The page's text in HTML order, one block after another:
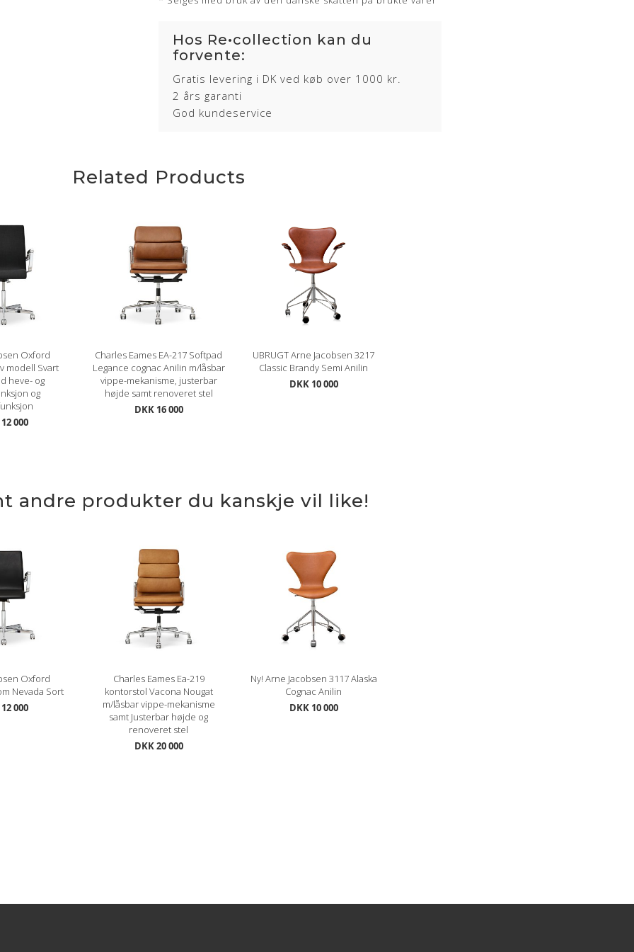
Hos Re•collection kan du
forvente:
Gratis levering i DK ved køb over 1000 kr.
2 års garanti
God kundeservice
Related Products
Oxford
modell Svart
heve- og
og
000
Charles Eames EA-217 Softpad
Legance cognac Anilin m/låsbar
vippe-mekanisme, justerbar
højde samt renoveret stel
DKK 16 000
UBRUGT Arne Jacobsen 3217
Classic Brandy Semi Anilin
DKK 10 000
andre produkter du kanskje vil like!
Oxford
Nevada Sort
000
Charles Eames Ea-219
kontorstol Vacona Nougat
m/låsbar vippe-mekanisme
samt Justerbar højde og
renoveret stel
DKK 20 000
Ny! Arne Jacobsen 3117 Alaska
Cognac Anilin
DKK 10 000